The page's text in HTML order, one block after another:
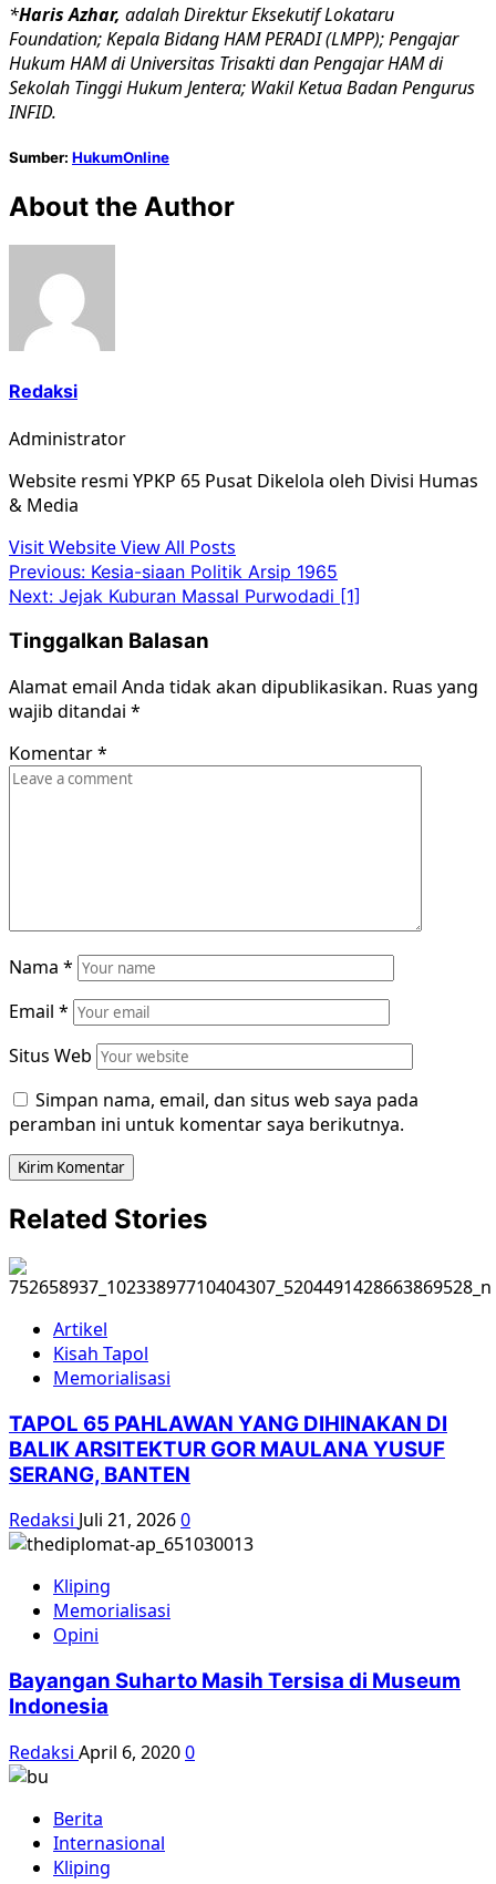
*Haris Azhar, adalah Direktur Eksekutif Lokataru
Foundation; Kepala Bidang HAM PERADI (LMPP); Pengajar
Hukum HAM di Universitas Trisakti dan Pengajar HAM di
Sekolah Tinggi Hukum Jentera; Wakil Ketua Badan Pengurus
INFID.
Sumber: HukumOnline
About the Author
Redaksi
Administrator
Website resmi YPKP 65 Pusat Dikelola oleh Divisi Humas
& Media
Visit WebsiteView All Posts
Post
navigation
Previous: Kesia-siaan Politik Arsip 1965
Next: Jejak Kuburan Massal Purwodadi [1]
Tinggalkan Balasan
Alamat email Anda tidak akan dipublikasikan. Ruas yang
wajib ditandai *
Komentar*
Nama *
Email *
Situs Web
Simpan nama, email, dan situs web saya pada
peramban ini untuk komentar saya berikutnya.
Related Stories
Artikel
Kisah Tapol
Memorialisasi
TAPOL 65 PAHLAWAN YANG DIHINAKAN DI
BALIK ARSITEKTUR GOR MAULANA YUSUF
SERANG, BANTEN
Redaksi Juli 21, 20260
Kliping
Memorialisasi
Opini
Bayangan Suharto Masih Tersisa di Museum
Indonesia
Redaksi April 6, 20200
Berita
Internasional
Kliping